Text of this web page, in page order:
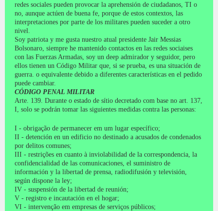
redes sociales pueden provocar la aprehensión de ciudadanos, TI o
no, aunque actúen de buena fe, porque de estos contextos, las
interpretaciones por parte de los militares pueden suceder a otro
nivel.
Soy patriota y me gusta nuestro atual presidente Jair Messias
Bolsonaro, siempre he mantenido contactos en las redes sociaises
con las Fuerzas Armadas, soy un deep admirador y seguidor, pero
ellos tienen un Código Militar que, si se prueba, es una situación de
guerra. o equivalente debido a diferentes características en el pedido
puede cambiar.
CÓDIGO PENAL MILITAR
Arte. 139. Durante o estado de sítio decretado com base no art. 137,
I, solo se podrán tomar las siguientes medidas contra las personas:
I - obrigação de permanecer em um lugar específico;
II - detención en un edificio no destinado a acusados ​​de condenados
por delitos comunes;
III - restrições en cuanto à inviolabilidad de la correspondencia, la
confidencialidad de las comunicaciones, el suministro de
información y la libertad de prensa, radiodifusión y televisión,
según dispone la ley;
IV - suspensión de la libertad de reunión;
V - registro e incautación en el hogar;
VI - intervenção em empresas de serviços públicos;